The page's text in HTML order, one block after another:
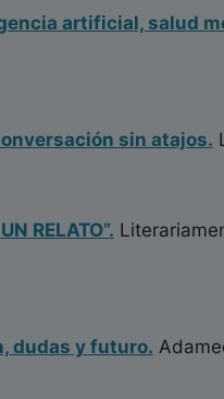
artificial, salud
sin atajos.
RELATO”.
dudas y futuro.